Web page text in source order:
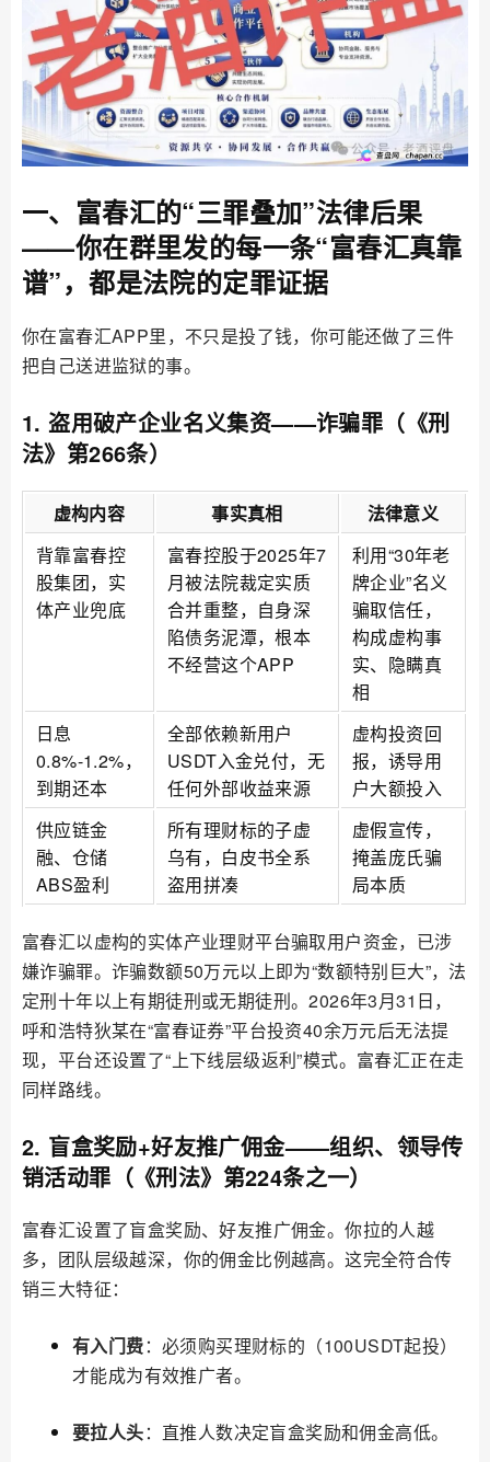
一、富春汇的“三罪叠加”法律后果
——你在群里发的每一条“富春汇真靠
谱”，都是法院的定罪证据
你在富春汇APP里，不只是投了钱，你可能还做了三件
把自己送进监狱的事。
1. 盗用破产企业名义集资——诈骗罪（《刑
法》第266条）
虚构内容 事实真相
法律意义
背靠富春控
股集团，实
体产业兜底
富春控股于2025年7
月被法院裁定实质
合并重整，自身深
陷债务泥潭，根本
不经营这个APP
利用“30年老
牌企业”名义
骗取信任，
构成虚构事
实、隐瞒真
相
日息
0.8%-1.2%，
到期还本
全部依赖新用户
USDT入金兑付，无
任何外部收益来源
虚构投资回
报，诱导用
户大额投入
供应链金
融、仓储
ABS盈利
所有理财标的子虚
乌有，白皮书全系
盗用拼凑
虚假宣传，
掩盖庞氏骗
局本质
富春汇以虚构的实体产业理财平台骗取用户资金，已涉
嫌诈骗罪。诈骗数额50万元以上即为“数额特别巨大”，法
定刑十年以上有期徒刑或无期徒刑。2026年3月31日，
呼和浩特狄某在“富春证券”平台投资40余万元后无法提
现，平台还设置了“上下线层级返利”模式。富春汇正在走
同样路线。
2. 盲盒奖励+好友推广佣金——组织、领导传
销活动罪（《刑法》第224条之一）
富春汇设置了盲盒奖励、好友推广佣金。你拉的人越
多，团队层级越深，你的佣金比例越高。这完全符合传
销三大特征：
有入门费：必须购买理财标的（100USDT起投）
才能成为有效推广者。
要拉人头：直推人数决定盲盒奖励和佣金高低。